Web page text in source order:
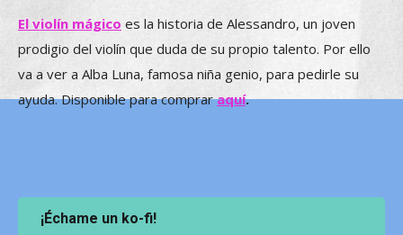
El violín mágico es la historia de Alessandro, un joven
prodigio del violín que duda de su propio talento. Por ello
va a ver a Alba Luna, famosa niña genio, para pedirle su
ayuda. Disponible para compraraquí.
¡Échame un ko-fi!